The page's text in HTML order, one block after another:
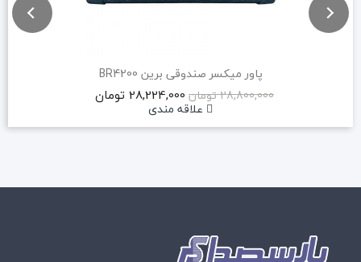
پاور میکسر صندوقی برین BR4200
28,800,000 تومان
28,224,000 تومان
علاقه مندی